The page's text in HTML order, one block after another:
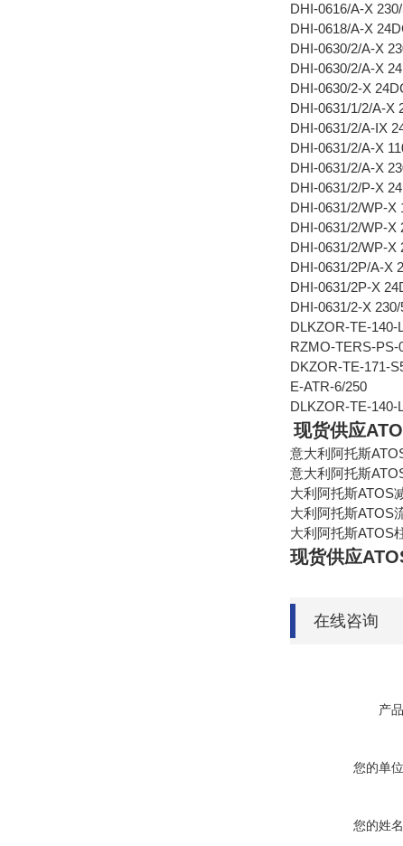
DHI-0616/A-X
DHI-0618/A-X
DHI-0630/2/A-X
DHI-0630/2/A-X
DHI-0630/2-X
DHI-0631/1/2/A-X
DHI-0631/2/A-IX
DHI-0631/2/A-X
DHI-0631/2/A-X
DHI-0631/2/P-X
DHI-0631/2/WP-
DHI-0631/2/WP-
DHI-0631/2/WP-
DHI-0631/2P/A-X
DHI-0631/2P-X
DHI-0631/2-X
DLKZOR-TE-140-
RZMO-TERS-PS-
DKZOR-TE-171-
E-ATR-6/250
DLKZOR-TE-140-
现货供应
意大利阿托斯
意大利阿托斯
大利阿托斯ATOS
大利阿托斯ATOS
大利阿托斯ATOS
现货供应
在线咨询
产品
您的单位
您的姓名